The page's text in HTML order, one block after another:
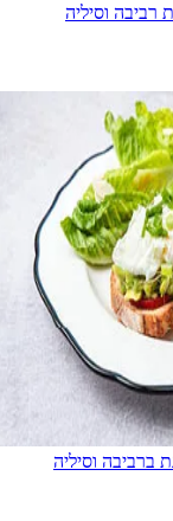
רביבה וסיליה
ברביבה וסיליה